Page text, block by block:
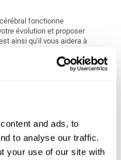
and ads, to
to analyse our traffic.
your use of our site with
fonctionne
évolution et proposer
ainsi qu'il vous aidera à
vos capacités